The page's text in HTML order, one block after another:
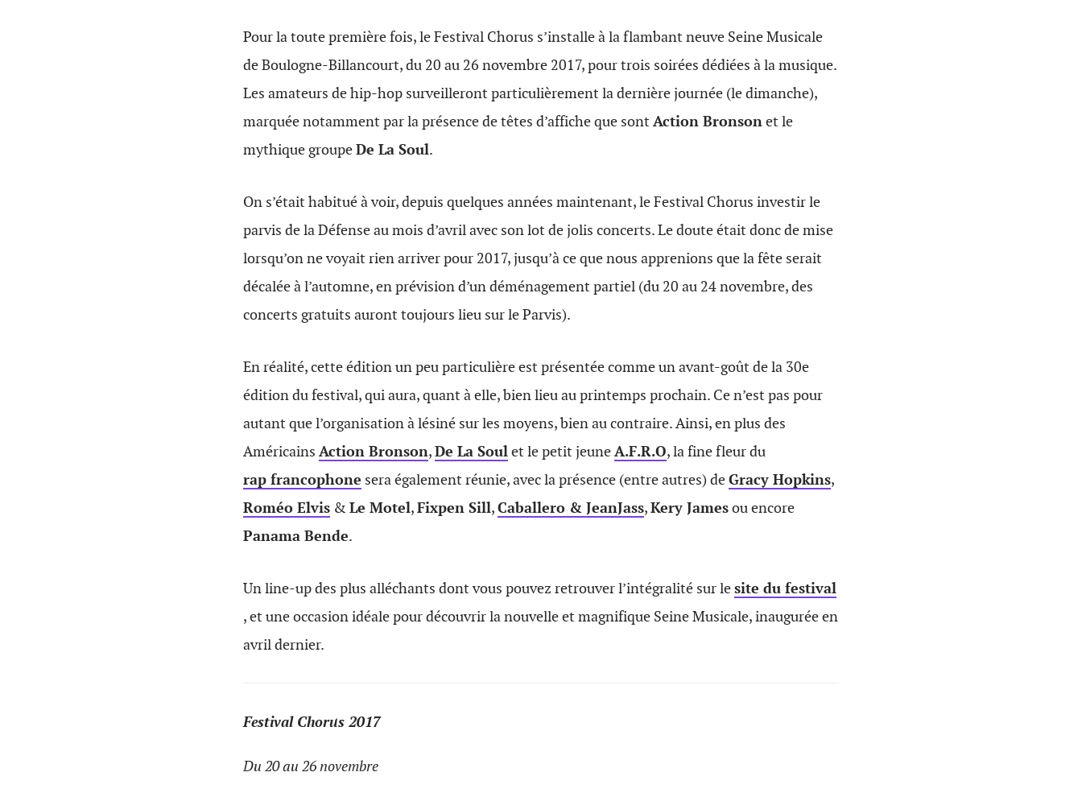
Pour la toute première fois, le Festival Chorus s’installe à la flambant neuve Seine Musicale
de Boulogne-Billancourt, du 20 au 26 novembre 2017, pour trois soirées dédiées à la musique.
Les amateurs de hip-hop surveilleront particulièrement la dernière journée (le dimanche),
marquée notamment par la présence de têtes d’affiche que sont Action Bronsonet le
mythique groupeDe La Soul.
On s’était habitué à voir, depuis quelques années maintenant, le Festival Chorus investir le
parvis de la Défense au mois d’avril avec son lot de jolis concerts. Le doute était donc de mise
lorsqu’on ne voyait rien arriver pour 2017, jusqu’à ce que nous apprenions que la fête serait
décalée à l’automne, en prévision d’un déménagement partiel (du 20 au 24 novembre, des
concerts gratuits auront toujours lieu sur le Parvis).
En réalité, cette édition un peu particulière est présentée comme un avant-goût de la 30e
édition du festival, qui aura, quant à elle, bien lieu au printemps prochain. Ce n’est pas pour
autant que l’organisation à lésiné sur les moyens, bien au contraire. Ainsi, en plus des
Américains Action Bronson,De La Soulet le petit jeuneA.F.R.O, la fine fleur du
rap francophone sera également réunie, avec la présence (entre autres) deGracy Hopkins,
Roméo Elvis & Le Motel,Fixpen Sill,Caballero & JeanJass,Kery Jamesou encore
Panama Bende.
Un line-up des plus alléchants dont vous pouvez retrouver l’intégralité sur lesite du festival
, et une occasion idéale pour découvrir la nouvelle et magnifique Seine Musicale, inaugurée en
avril dernier.
Festival Chorus 2017
Du 20 au 26 novembre